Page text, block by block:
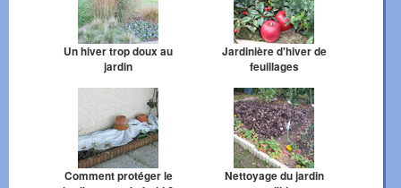
Un hiver trop doux au
jardin
Jardinière d'hiver de
feuillages
Comment protéger le
Nettoyage du jardin